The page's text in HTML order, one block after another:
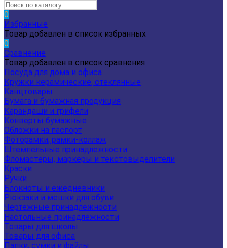
0
Избранные
Товар добавлен в список избранных
0
Сравнение
Товар добавлен в список сравнения
Посуда для дома и офиса
Кружки керамические, стеклянные
Канцтовары
Бумага и бумажная продукция
Карандаши и грифели
Конверты бумажные
Обложки на паспорт
Фоторамки, рамки-коллаж
Штемпельные принадлежности
Фломастеры, маркеры и текстовыделители
Краски
Ручки
Блокноты и ежедневники
Рюкзаки и мешки для обуви
Чертежные принадлежности
Настольные принадлежности
Товары для школы
Товары для офиса
Папки, сумки и файлы